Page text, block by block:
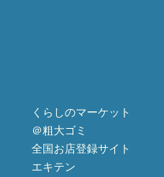
くらしのマーケット
＠粗大ゴミ
全国お店登録サイト
エキテン